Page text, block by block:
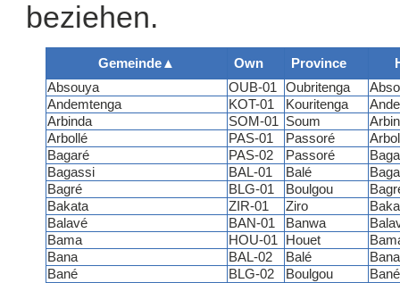
beziehen.
Gemeinde▲ Own Province
Absouya
OUB-01 Oubritenga
Andemtenga
KOT-01 Kouritenga
Arbinda
SOM-01 Soum
Arbollé
PAS-01 Passoré
Bagaré
PAS-02 Passoré
Bagassi
BAL-01 Balé
Bagré
BLG-01 Boulgou
Bakata
ZIR-01 Ziro
Balavé
BAN-01 Banwa
Bama
HOU-01 Houet
Bana
BAL-02 Balé
Bana
Bané
BLG-02 Boulgou
Bané